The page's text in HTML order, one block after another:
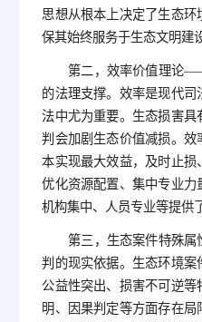
思想从根本上决定了生态
保其始终服务于生态文明建
第二，效率价值理论
的法理支撑。效率是现代司
法中尤为重要。生态损害
判会加剧生态价值减损。
本实现最大效益，及时止
优化资源配置、集中专业
机构集中、人员专业等提供
第三，生态案件特殊
判的现实依据。生态环境案
公益性突出、损害不可逆
明、因果判定等方面存在局